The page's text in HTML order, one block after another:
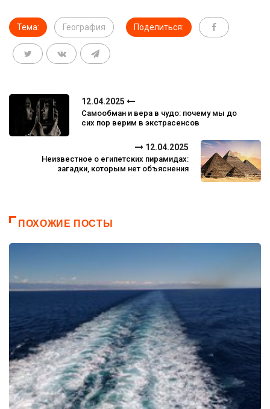
Тема: География Поделиться:
12.04.2025
Самообман и вера в чудо: почему мы до
сих пор верим в экстрасенсов
12.04.2025
Неизвестное о египетских пирамидах:
загадки, которым нет объяснения
ПОХОЖИЕ ПОСТЫ